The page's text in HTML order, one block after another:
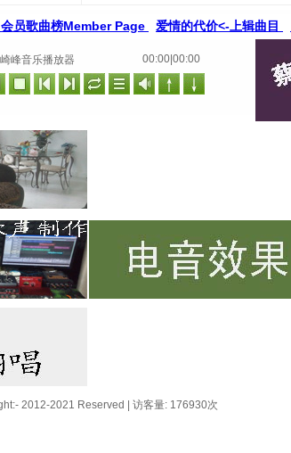
会员歌曲榜Member Page 爱情的代价<-上辑曲目
崎峰音乐播放器 00:00|00:00
2012-2021 Reserved | 访客量: 176930次